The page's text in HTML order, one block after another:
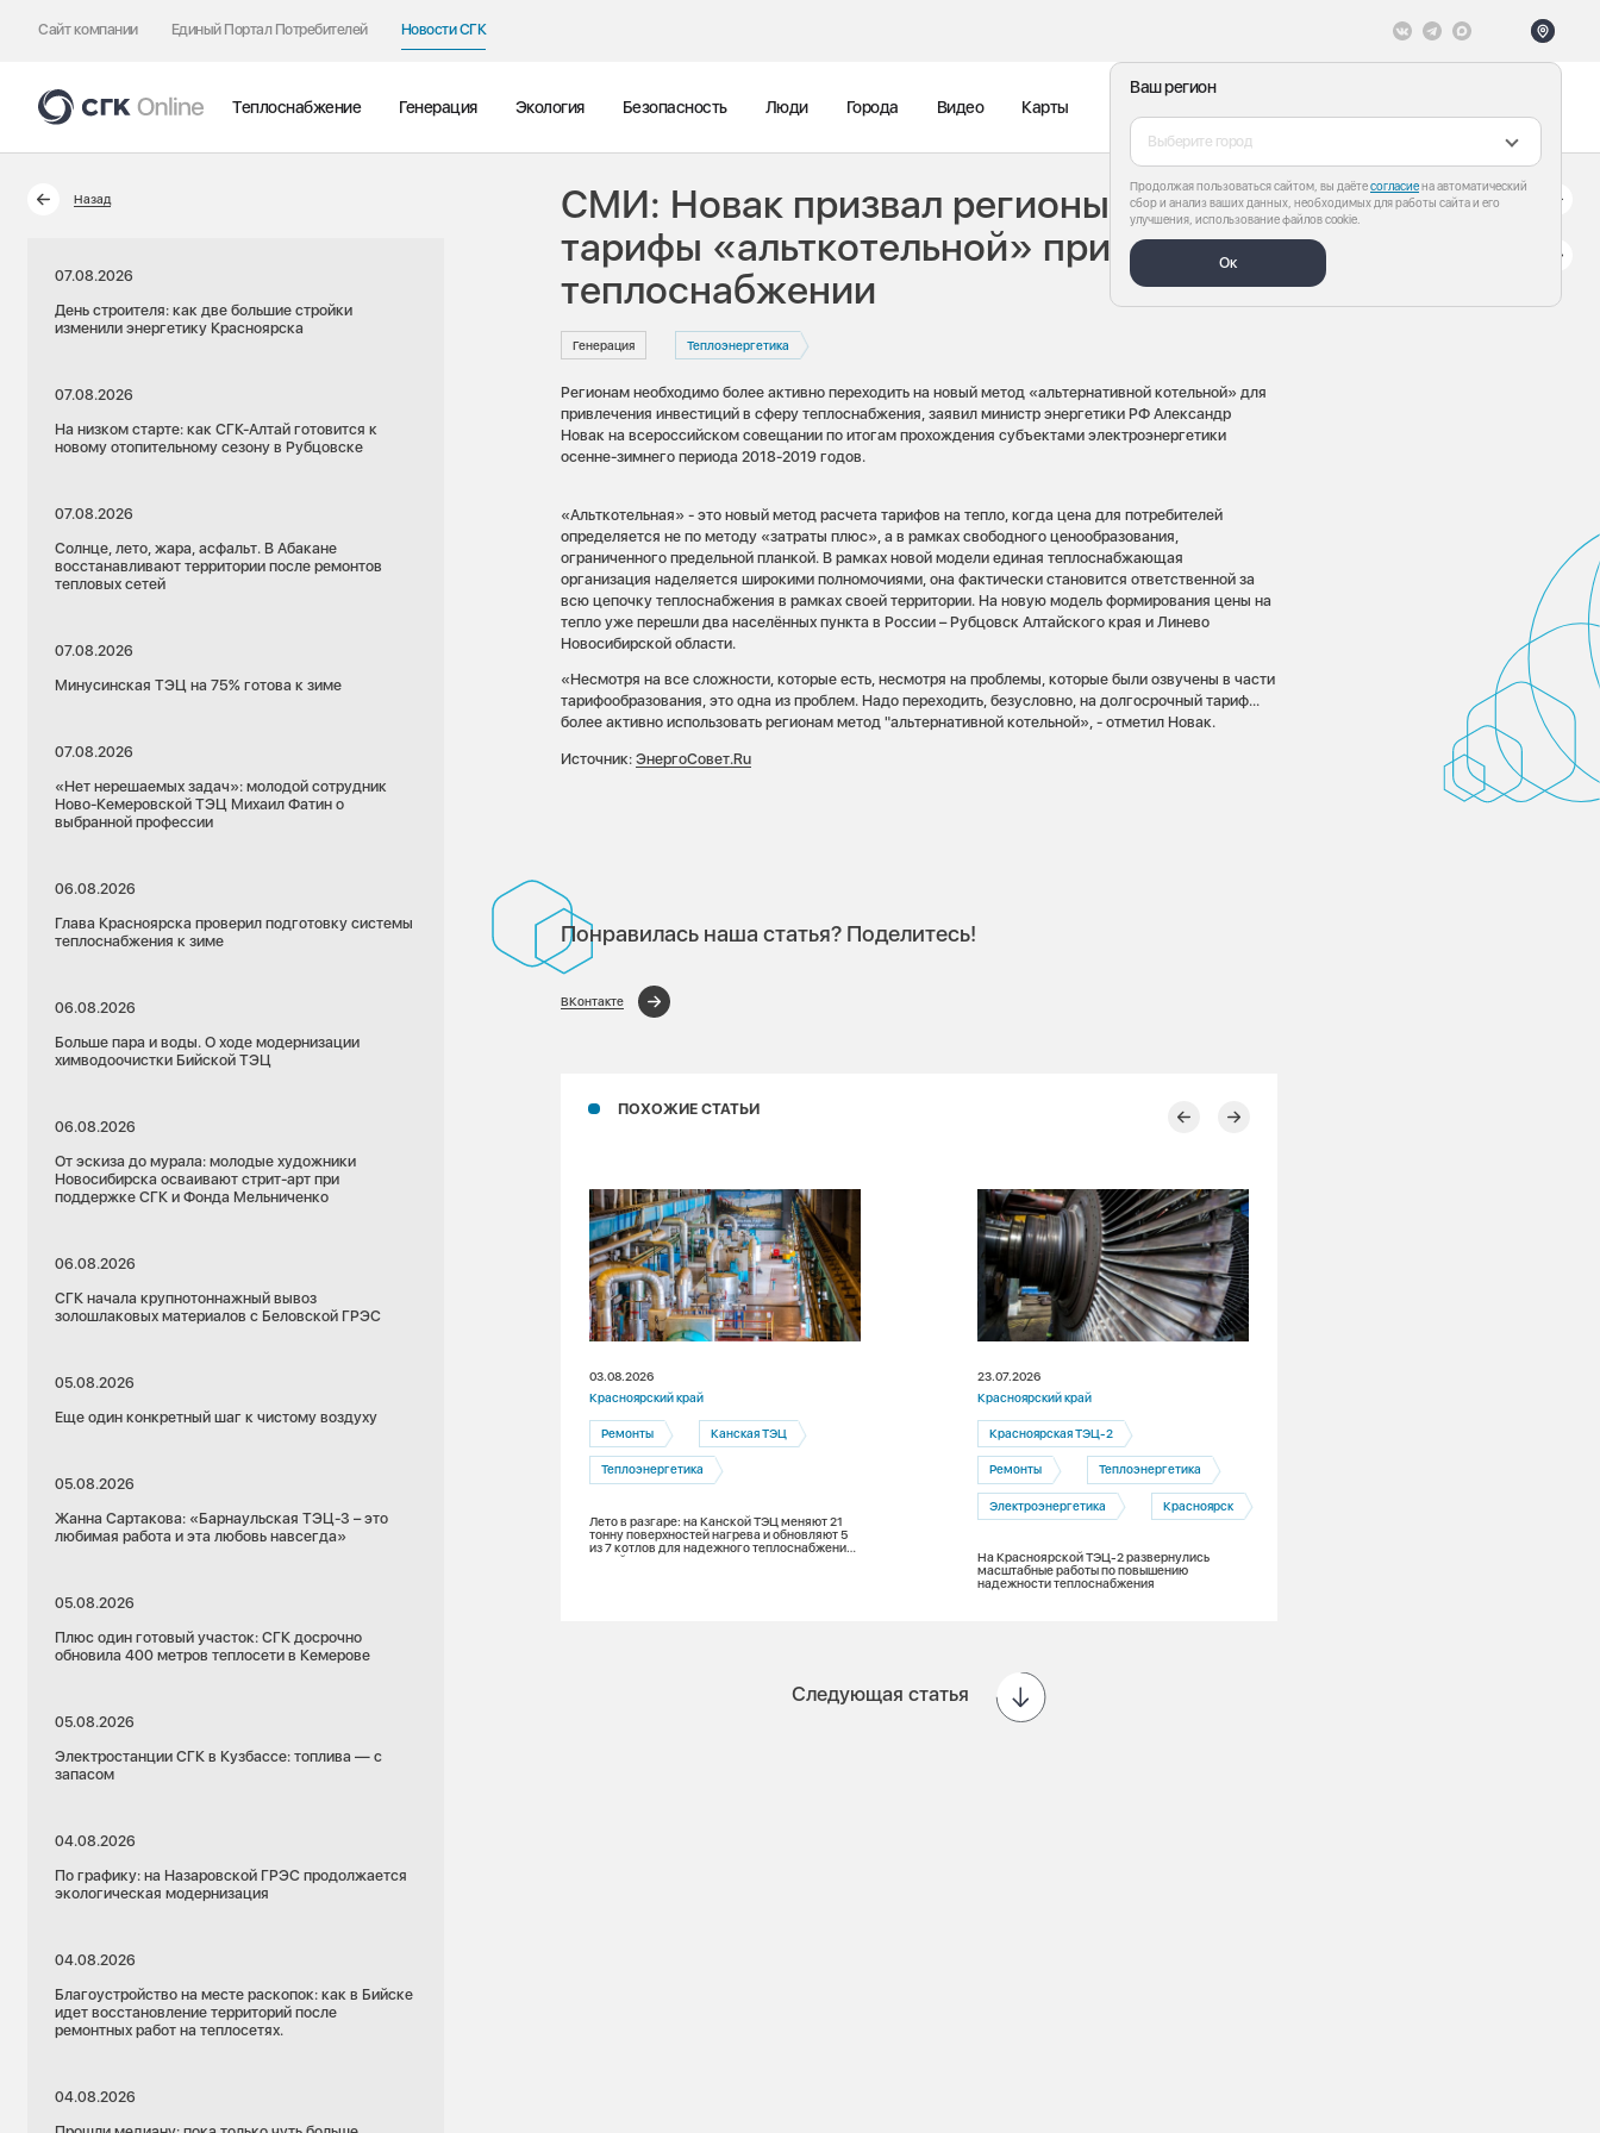
Сайт компании Единый Портал Потребителей Новости СГК
Ваш регион
Выберите город
Продолжая пользоваться сайтом, вы даётесогласиена автоматический
сбор и анализ ваших данных, необходимых для работы сайта и его
улучшения, использование файлов cookie.
Ок
Теплоснабжение Генерация Экология Безопасность Люди Города Видео Карты
Назад
07.08.2026
День строителя: как две большие стройки
изменили энергетику Красноярска
07.08.2026
На низком старте: как СГК-Алтай готовится к
новому отопительному сезону в Рубцовске
07.08.2026
Солнце, лето, жара, асфальт. В Абакане
восстанавливают территории после ремонтов
тепловых сетей
07.08.2026
Минусинская ТЭЦ на 75% готова к зиме
07.08.2026
«Нет нерешаемых задач»: молодой сотрудник
Ново-Кемеровской ТЭЦ Михаил Фатин о
выбранной профессии
06.08.2026
Глава Красноярска проверил подготовку системы
теплоснабжения к зиме
06.08.2026
Больше пара и воды. О ходе модернизации
химводоочистки Бийской ТЭЦ
06.08.2026
От эскиза до мурала: молодые художники
Новосибирска осваивают стрит-арт при
поддержке СГК и Фонда Мельниченко
06.08.2026
СГК начала крупнотоннажный вывоз
золошлаковых материалов с Беловской ГРЭС
05.08.2026
Еще один конкретный шаг к чистому воздуху
05.08.2026
Жанна Сартакова: «Барнаульская ТЭЦ-3 – это
любимая работа и эта любовь навсегда»
05.08.2026
Плюс один готовый участок: СГК досрочно
обновила 400 метров теплосети в Кемерове
05.08.2026
Электростанции СГК в Кузбассе: топлива — с
запасом
04.08.2026
По графику: на Назаровской ГРЭС продолжается
экологическая модернизация
04.08.2026
Благоустройство на месте раскопок: как в Бийске
идет восстановление территорий после
ремонтных работ на теплосетях.
04.08.2026
СМИ: Новак призвал регионы вводить
тарифы «альткотельной» при
теплоснабжении
Генерация Теплоэнергетика
Регионам необходимо более активно переходить на новый метод «альтернативной котельной» для
привлечения инвестиций в сферу теплоснабжения, заявил министр энергетики РФ Александр
Новак на всероссийском совещании по итогам прохождения субъектами электроэнергетики
осенне-зимнего периода 2018-2019 годов.
«Альткотельная» - это новый метод расчета тарифов на тепло, когда цена для потребителей
определяется не по методу «затраты плюс», а в рамках свободного ценообразования,
ограниченного предельной планкой. В рамках новой модели единая теплоснабжающая
организация наделяется широкими полномочиями, она фактически становится ответственной за
всю цепочку теплоснабжения в рамках своей территории. На новую модель формирования цены на
тепло уже перешли два населённых пункта в России – Рубцовск Алтайского края и Линево
Новосибирской области.
«Несмотря на все сложности, которые есть, несмотря на проблемы, которые были озвучены в части
тарифообразования, это одна из проблем. Надо переходить, безусловно, на долгосрочный тариф...
более активно использовать регионам метод "альтернативной котельной», - отметил Новак.
Источник:ЭнергоСовет.Ru
Понравилась наша статья? Поделитесь!
ВКонтакте
ПОХОЖИЕ СТАТЬИ
Для комфорта в домах зимой: на
Красноярской ТЭЦ-3 готовятся к
уникальным обследованиям в рамках
03.08.2026
Красноярский край
Ремонты Канская ТЭЦ
Теплоэнергетика
Лето в разгаре: на Канской ТЭЦ меняют 21
тонну поверхностей нагрева и обновляют 5
из 7 котлов для надежного теплоснабжения
зимой
23.07.2026
Красноярский край
Красноярская ТЭЦ-2
Ремонты Теплоэнергетика
Электроэнергетика Красноярск
На Красноярской ТЭЦ-2 развернулись
масштабные работы по повышению
надежности теплоснабжения
Следующая статья